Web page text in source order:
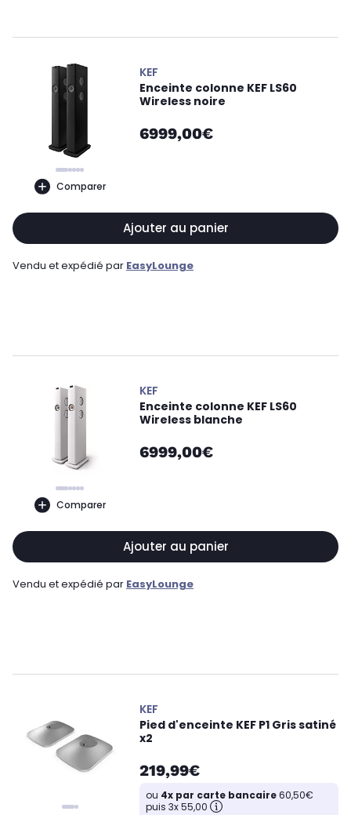
Comparer
KEF
Enceinte colonne KEF LS60
Wireless noire
6999,00€
Ajouter au panier
Vendu et expédié par EasyLounge
Comparer
KEF
Enceinte colonne KEF LS60
Wireless blanche
6999,00€
Ajouter au panier
Vendu et expédié par EasyLounge
KEF
Pied d'enceinte KEF P1 Gris satiné
x2
219,99€
ou 4x par carte bancaire60,50€
puis 3x 55,00